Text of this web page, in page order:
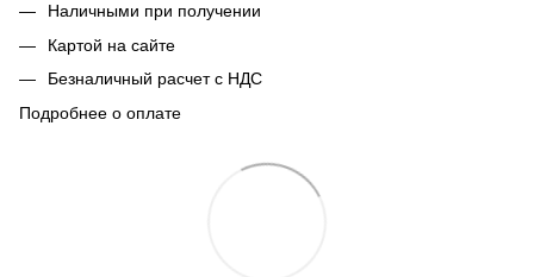
Наличными при получении
Картой на сайте
Безналичный расчет с НДС
Подробнее о оплате